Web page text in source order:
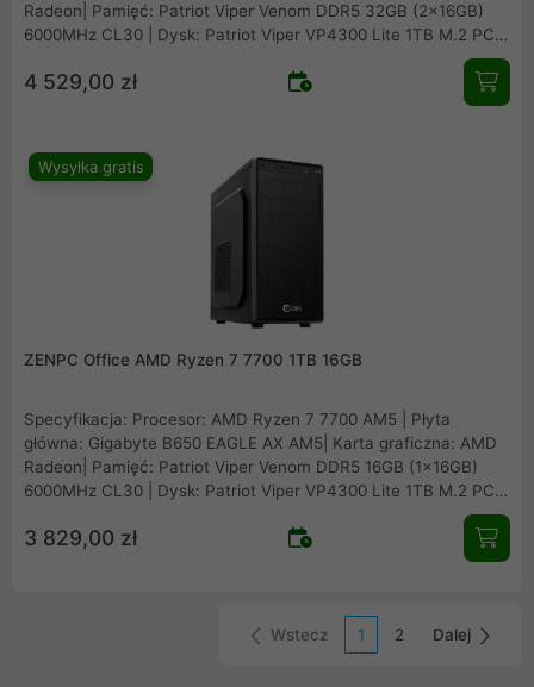
Radeon| Pamięć: Patriot Viper Venom DDR5 32GB (2x16GB)
6000MHz CL30 | Dysk: Patriot Viper VP4300 Lite 1TB M.2 PCIe
NVMe Gen4 | Obudowa: ZENPC O1 Office | Zasilacz: Montech
APX650 650W
4 529,00 zł
Wysyłka gratis
ZENPC Office AMD Ryzen 7 7700 1TB 16GB
Specyfikacja: Procesor: AMD Ryzen 7 7700 AM5 | Płyta
główna: Gigabyte B650 EAGLE AX AM5| Karta graficzna: AMD
Radeon| Pamięć: Patriot Viper Venom DDR5 16GB (1x16GB)
6000MHz CL30 | Dysk: Patriot Viper VP4300 Lite 1TB M.2 PCIe
NVMe Gen4 | Obudowa: ZENPC O1 Office | Zasilacz: Montech
APX650 650W
3 829,00 zł
Wstecz 1 2 Dalej